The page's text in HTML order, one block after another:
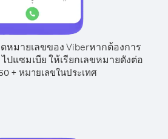
หมายเลขของ Viberหากต้องการ
แซมเบีย ให้เรียกเลขหมายดังต่อ
+ หมายเลขในประเทศ